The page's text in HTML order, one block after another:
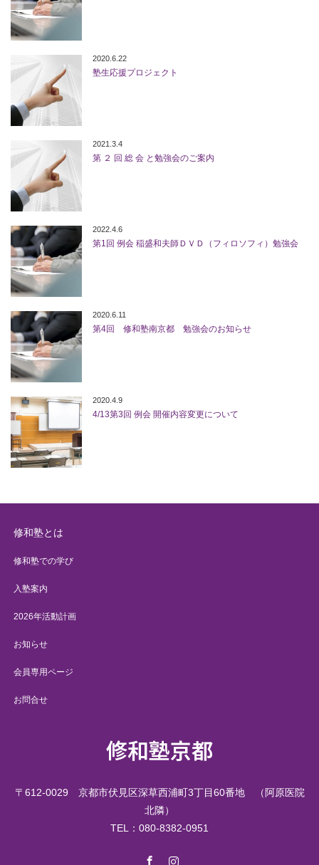
2020.6.22
塾生応援プロジェクト
2021.3.4
第 ２ 回 総 会 と勉強会のご案内
2022.4.6
第1回 例会 稲盛和夫師ＤＶＤ（フィロソフィ）勉強会
2020.6.11
第4回 修和塾南京都 勉強会のお知らせ
2020.4.9
4/13第3回 例会 開催内容変更について
修和塾とは
修和塾での学び
入塾案内
2026年活動計画
お知らせ
会員専用ページ
お問合せ
修和塾京都
〒612-0029 京都市伏見区深草西浦町3丁目60番地 （阿原医院
北隣）
TEL：080-8382-0951